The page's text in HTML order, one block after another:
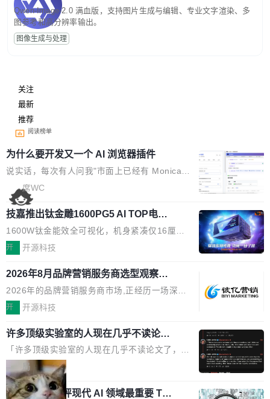
Qwen-Image-2.0 满血版，支持图片生成与编辑、专业文字渲染、多
图参考和高分辨率输出。
图像生成与处理
关注
最新
推荐
阅读榜单
为什么要开发又一个 AI 浏览器插件
说实话，每次有人问我"市面上已经有 Monica、
Sider、Copilot for Chrome 这些 AI 浏览器插件
了，你为什么还要再做一个"，我都觉得这个问题
问得好。 因为我自己也是从用户变成开发者的。
现有产品的天花板 我用过不少 AI 浏览器插件。
刚开始觉得都挺好——选中一段文字，弹出解
要。但用久了你会发现，它们本质上都是同一类
东西：一个带网页上下文的聊天框。 它们能读取
页面的文本，然后把文本丢给大模型，再返回一
段回答。仅此而已。 这当然有用，但总觉得差点
意思。比如我在一个后台管理系统里，需要填50
个表单字段，每个字段还有联动逻辑；比如我
想...
席WC
技嘉推出钛金雕1600PG5 AI TOP电
源：为发烧级主机与本地AI算力打造旗
舰供电方案
1600W钛金能效全可视化，机身紧凑仅16厘米
继2026台北电脑展首度亮相后，技嘉科技近日正
电源专为发烧级DIY主机与本地AI算力平台打
造，整机长度仅16厘米，提供1600W额定功率
与80PLUS钛金能效；支持ATX 3.1与PCIe 5.1
规范，结合服务器级元件、完善供电线材与内置
实时LCD监控屏，可充分满足当下高阶PC主机
的严苛使用需求。 澎湃功率，紧凑机身 钛金雕1
600PG5 AI TOP具备强悍输出功率，同时实现
机身尺寸大幅精简。整机长度仅16厘米，属于同
功率段机身尺寸十分紧凑的1600W电源产品。小
开 开源科技
2026年8月品牌营销服务商选型观察：
从流量思维到品牌资产思维的范式转移
2026年的品牌营销服务商市场,正经历一场深刻
的价值重构。全球全案品牌代理机构市场从2025
复合增长率达5.44%,预计2032年将突破120亿美
元。数字广告与公共关系相关服务市场更是从20
25年的8463亿美元扩张至2026年的8763亿美
元。数字的背后是一个清晰的事实——品牌对专
业化营销服务的需求从未如此迫切。 但市场扩容
开 开源科技
许多顶级实验室的人现在几乎不读论文
了
「许多顶级实验室的人现在几乎不读论文了，而
且他们认为 ICLR/ICML/NeurIPS 充斥着大量过
度宣传和欺诈。」 OpenAI 研究员 Keller Jorda
n 这条推文引发了广泛讨论。他不是在说风凉
局
xAI 前工程师评现代 AI 领域最重要 Top